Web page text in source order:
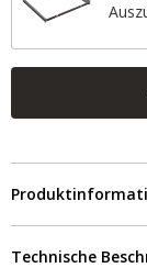
Technische